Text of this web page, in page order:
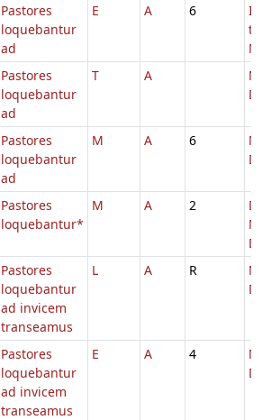
Pastores
loquebantur
ad
E A 6
In
Pastores
loquebantur
ad
T A
Pastores
loquebantur
ad
M A 6
Pastores
loquebantur*
M A 2
Pastores
loquebantur
ad invicem
transeamus
L A R
Pastores
loquebantur
ad invicem
transeamus
E A 4